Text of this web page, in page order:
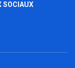
SOCIAUX